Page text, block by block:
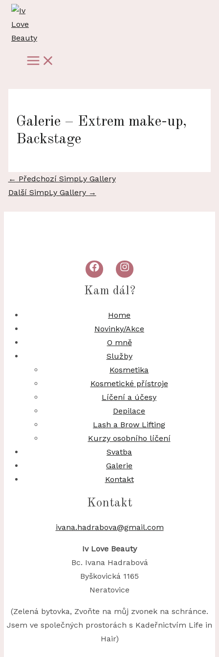
Přeskočit
na
obsah
Main
Menu
Galerie – Extrem make-up,
Backstage
Navigace
pro
← Předchozí SimpLy Gallery
Další SimpLy Gallery →
Kam dál?
Home
Novinky/Akce
O mně
Služby
Kosmetika
Kosmetické přístroje
Líčení a účesy
Depilace
Lash a Brow Lifting
Kurzy osobního líčení
Svatba
Galerie
Kontakt
Kontakt
ivana.hadrabova@gmail.com
Iv Love Beauty
Bc. Ivana Hadrabová
Byškovická 1165
Neratovice
(Zelená bytovka, Zvoňte na můj zvonek na schránce.
Jsem ve společných prostorách s Kadeřnictvím Life in
Hair)